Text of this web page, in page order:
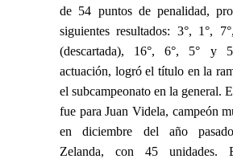
de 54 puntos de penalidad,
siguientes resultados: 3°, 1°,
(descartada), 16°, 6°, 5° y
actuación, logró el título en la
el subcampeonato en la general.
fue para Juan Videla, campeón
en diciembre del año
Zelanda, con 45